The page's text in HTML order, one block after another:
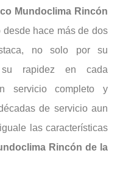
Mundoclima Rincón
hace más de dos
no solo por su
rapidez en cada
servicio completo y
de servicio aun
las características
Rincón de la